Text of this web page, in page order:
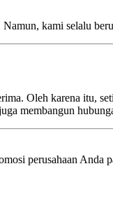
kami selalu
Oleh karena itu,
membangun
perusahaan Anda